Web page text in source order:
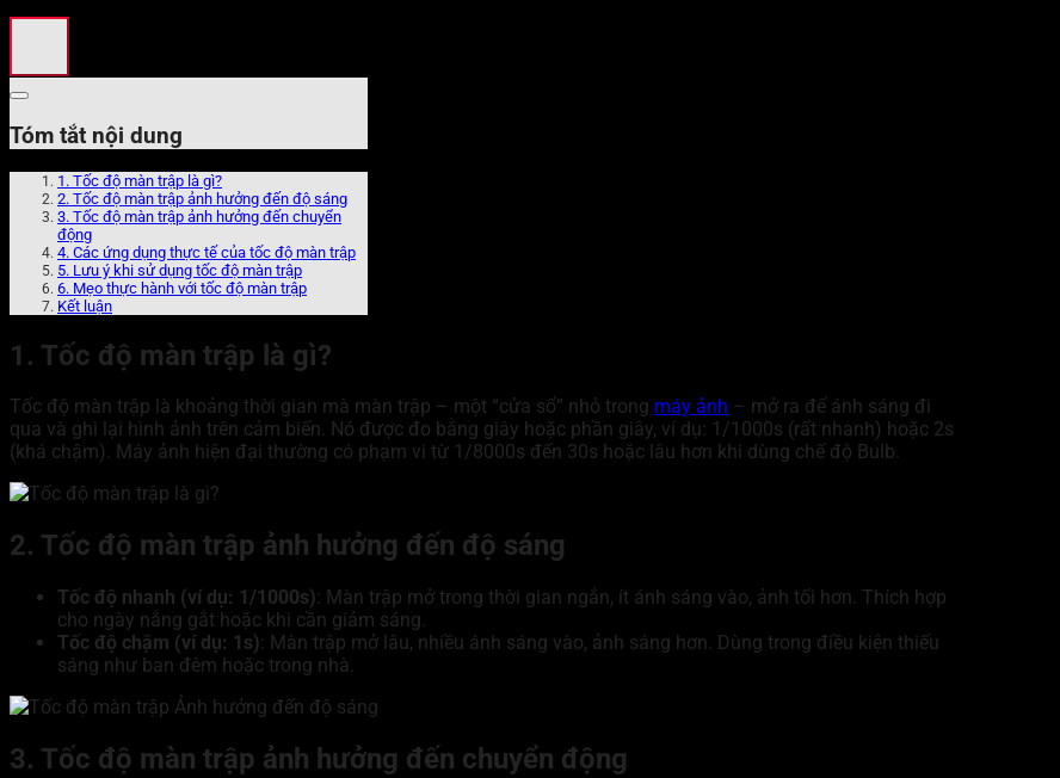
Tóm tắt nội dung
1. Tốc độ màn trập là gì?
2. Tốc độ màn trập ảnh hưởng đến độ sáng
3. Tốc độ màn trập ảnh hưởng đến chuyển
động
4. Các ứng dụng thực tế của tốc độ màn trập
5. Lưu ý khi sử dụng tốc độ màn trập
6. Mẹo thực hành với tốc độ màn trập
Kết luận
1. Tốc độ màn trập là gì?
Tốc độ màn trập là khoảng thời gian mà màn trập – một “cửa sổ” nhỏ trong máy ảnh – mở ra để ánh sáng đi
qua và ghi lại hình ảnh trên cảm biến. Nó được đo bằng giây hoặc phần giây, ví dụ: 1/1000s (rất nhanh) hoặc 2s
(khá chậm). Máy ảnh hiện đại thường có phạm vi từ 1/8000s đến 30s hoặc lâu hơn khi dùng chế độ Bulb.
2. Tốc độ màn trập ảnh hưởng đến độ sáng
Tốc độ nhanh (ví dụ: 1/1000s): Màn trập mở trong thời gian ngắn, ít ánh sáng vào, ảnh tối hơn. Thích hợp
cho ngày nắng gắt hoặc khi cần giảm sáng.
Tốc độ chậm (ví dụ: 1s): Màn trập mở lâu, nhiều ánh sáng vào, ảnh sáng hơn. Dùng trong điều kiện thiếu
sáng như ban đêm hoặc trong nhà.
3. Tốc độ màn trập ảnh hưởng đến chuyển động